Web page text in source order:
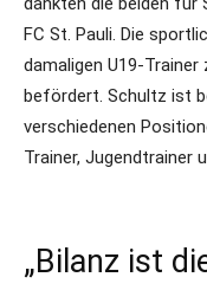
FC St. Pauli. Die
damaligen U19-
befördert. Schultz ist
verschiedenen
Trainer, Jugendtrainer
„Bilanz ist